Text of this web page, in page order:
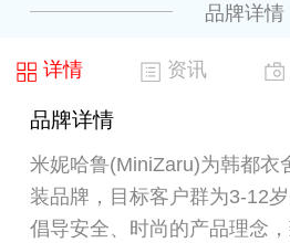
品牌详情
详情 资讯
品牌详情
米妮哈鲁(MiniZaru)为韩都衣
装品牌，目标客户群为3-12
倡导安全、时尚的产品理念